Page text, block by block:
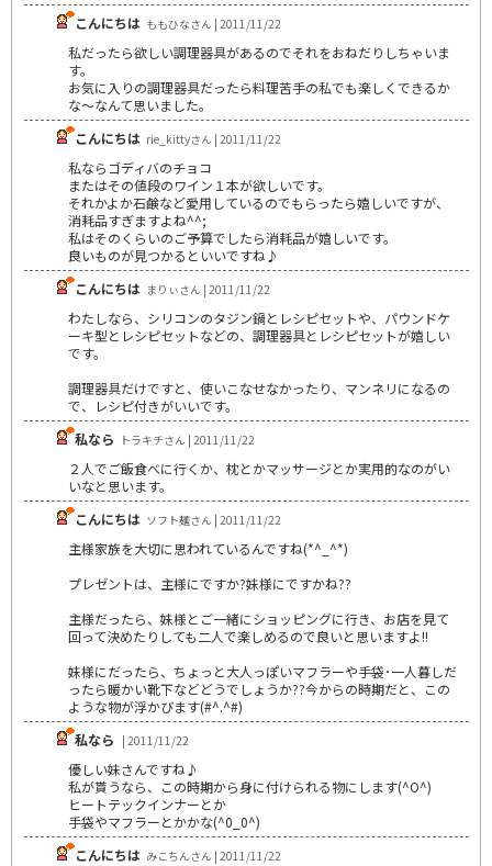
こんにちは ももひなさん | 2011/11/22
私だったら欲しい調理器具があるのでそれをおねだりしちゃいま
す。
お気に入りの調理器具だったら料理苦手の私でも楽しくできるか
な～なんて思いました。
こんにちは rie_kittyさん | 2011/11/22
私ならゴディバのチョコ
またはその値段のワイン１本が欲しいです。
それかよか石鹸など愛用しているのでもらったら嬉しいですが、
消耗品すぎますよね^^;
私はそのくらいのご予算でしたら消耗品が嬉しいです。
良いものが見つかるといいですね♪
こんにちは まりぃさん | 2011/11/22
わたしなら、シリコンのタジン鍋とレシピセットや、パウンドケ
ーキ型とレシピセットなどの、調理器具とレシピセットが嬉しい
です。
調理器具だけですと、使いこなせなかったり、マンネリになるの
で、レシピ付きがいいです。
私なら トラキチさん | 2011/11/22
２人でご飯食べに行くか、枕とかマッサージとか実用的なのがい
いなと思います。
こんにちは ソフト麺さん | 2011/11/22
主様家族を大切に思われているんですね(*^_^*)
プレゼントは、主様にですか?妹様にですかね??
主様だったら、妹様とご一緒にショッピングに行き、お店を見て
回って決めたりしても二人で楽しめるので良いと思いますよ!!
妹様にだったら、ちょっと大人っぽいマフラーや手袋･一人暮しだ
ったら暖かい靴下などどうでしょうか??今からの時期だと、この
ような物が浮かびます(#^.^#)
私なら | 2011/11/22
優しい妹さんですね♪
私が貰うなら、この時期から身に付けられる物にします(^O^)
ヒートテックインナーとか
手袋やマフラーとかかな(^0_0^)
こんにちは みこちんさん | 2011/11/22